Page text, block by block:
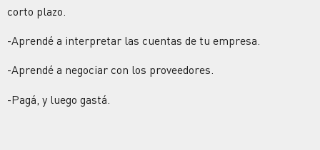
corto plazo.
-Aprendé a interpretar las cuentas de tu empresa.
-Aprendé a negociar con los proveedores.
-Pagá, y luego gastá.